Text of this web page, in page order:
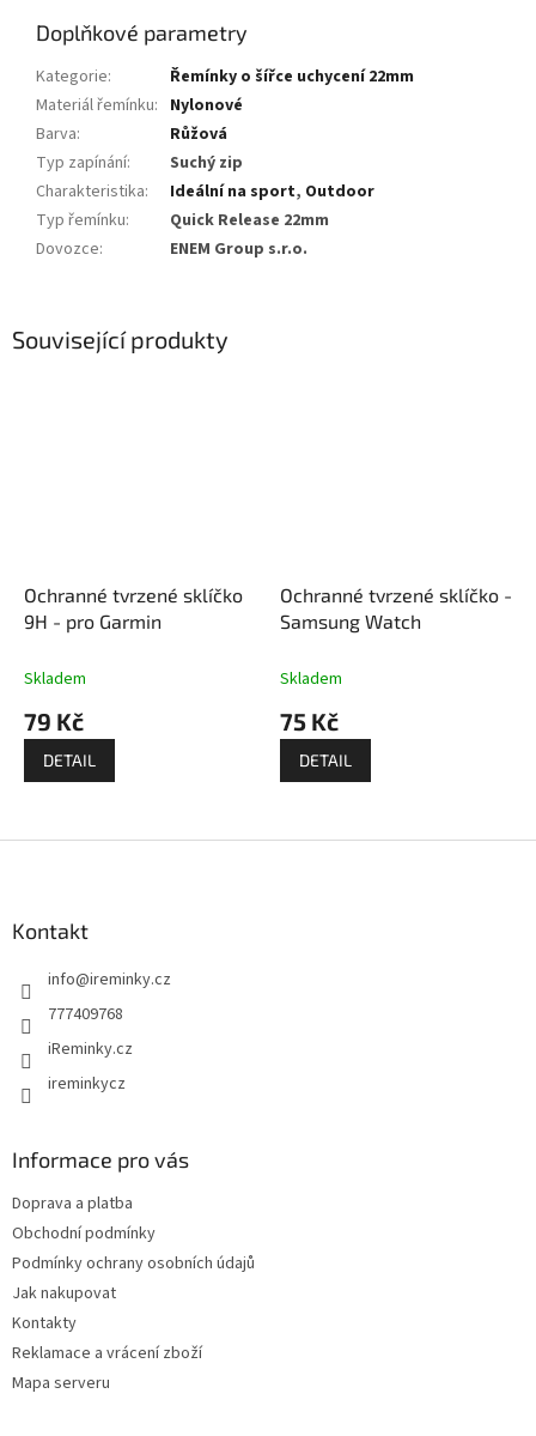
Související produkty
Ochranné tvrzené sklíčko
9H - pro Garmin
Skladem
79 Kč
DETAIL
Ochranné tvrzené sklíčko -
Samsung Watch
Skladem
75 Kč
DETAIL
Doplňkové parametry
Kategorie:
Řemínky o šířce uchycení 22mm
Materiál řemínku: Nylonové
Barva:
Růžová
Typ zapínání:
Suchý zip
Charakteristika: Ideální na sport, Outdoor
Typ řemínku:
Quick Release 22mm
Dovozce: ENEM Group s.r.o.
Kontakt
info@ireminky.cz
777409768
iReminky.cz
ireminkycz
Informace pro vás
Doprava a platba
Obchodní podmínky
Podmínky ochrany osobních údajů
Jak nakupovat
Kontakty
Reklamace a vrácení zboží
Mapa serveru